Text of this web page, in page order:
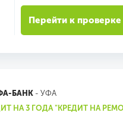
Перейти к проверке
БАНК- УФА
НА 3 ГОДА "КРЕДИТ НА